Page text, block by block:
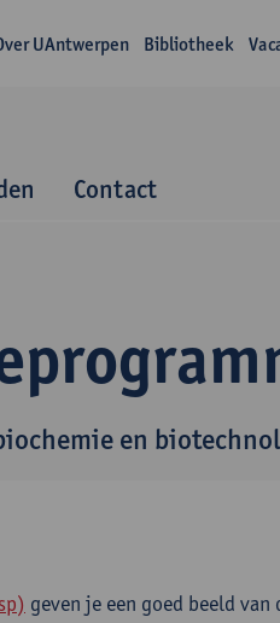
UAntwerpen Bibliotheek
Contact
en
geven je een goed beeld